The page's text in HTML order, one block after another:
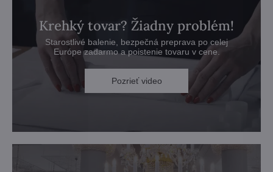
Krehký tovar? Žiadny problém!
Starostlivé balenie, bezpečná preprava po celej
Európe zadarmo a poistenie tovaru v cene.
Pozrieť video